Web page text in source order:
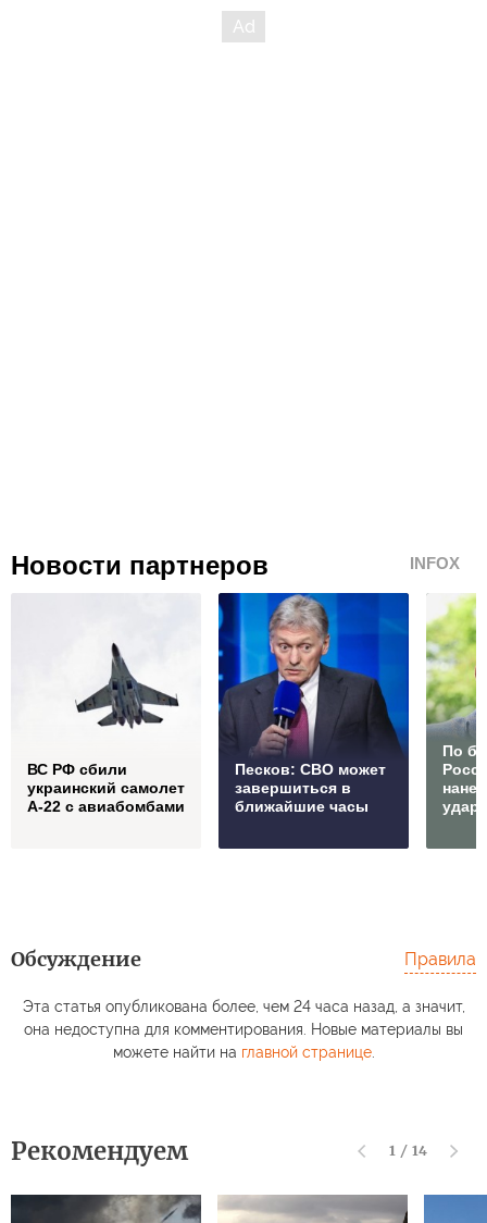
Новости партнеров INFOX
ВС РФ сбили
украинский самолет
А-22 с авиабомбами
Песков: СВО может
завершиться в
ближайшие часы
По
удар
Обсуждение Правила
Эта статья опубликована более, чем 24 часа назад, а значит,
она недоступна для комментирования. Новые материалы вы
можете найти на главной странице.
Рекомендуем 1 / 14